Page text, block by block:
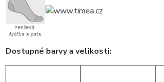
Dostupné barvy a velikosti: